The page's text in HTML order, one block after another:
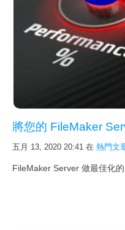
將您的 FileMaker
五月 13, 2020 20:41 在 熱門文
FileMaker Server 做最佳化